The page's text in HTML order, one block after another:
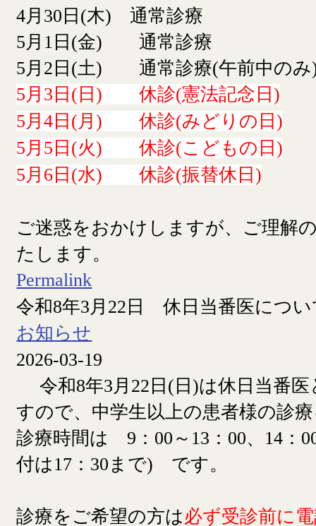
4月30日(木) 通常診療
5月1日(金) 通常診療
5月2日(土) 通常診療(午前中のみ
5月3日(日) 休診(憲法記念日)
5月4日(月) 休診(みどりの日)
5月5日(火) 休診(こどもの日)
5月6日(水) 休診(振替休日)
ご迷惑をおかけしますが、ご理解
たします。
Permalink
令和8年3月22日 休日当番医につい
お知らせ
2026-03-19
令和8年3月22日(日)は休日当番
すので、中学生以上の患者様の診
診療時間は 9：00～13：00、14：
付は17：30まで) です。
診療をご希望の方は必ず受診前に